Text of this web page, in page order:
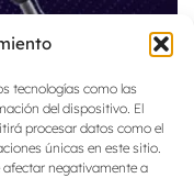
tecnologías como las
del dispositivo. El
procesar datos como el
únicas en este sitio.
negativamente a